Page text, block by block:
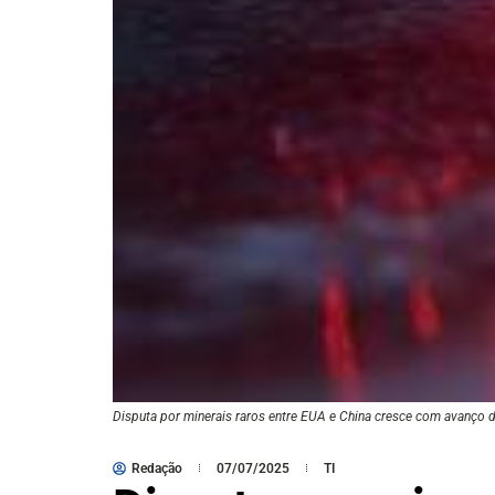
Disputa por minerais raros entre EUA e China cresce com avanço
Redação 07/07/2025 TI